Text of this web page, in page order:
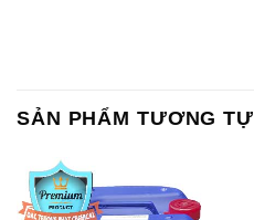
SẢN PHẨM TƯƠNG TỰ